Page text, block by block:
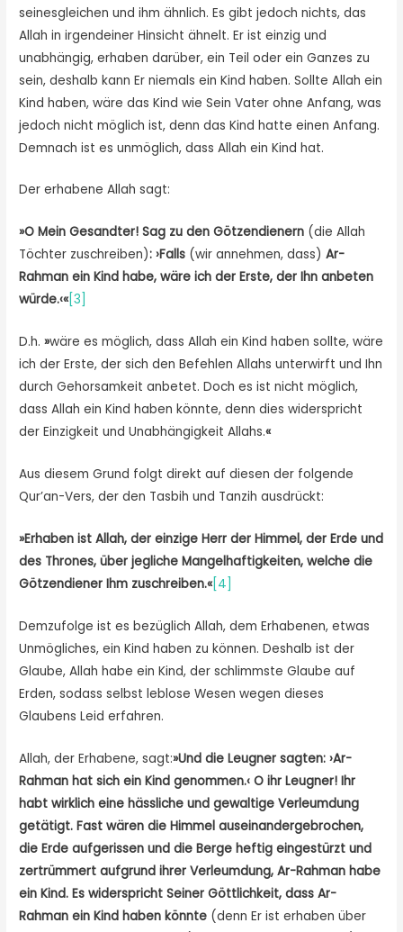
seinesgleichen und ihm ähnlich. Es gibt jedoch nichts, das
Allah in irgendeiner Hinsicht ähnelt. Er ist einzig und
unabhängig, erhaben darüber, ein Teil oder ein Ganzes zu
sein, deshalb kann Er niemals ein Kind haben. Sollte Allah ein
Kind haben, wäre das Kind wie Sein Vater ohne Anfang, was
jedoch nicht möglich ist, denn das Kind hatte einen Anfang.
Demnach ist es unmöglich, dass Allah ein Kind hat.
Der erhabene Allah sagt:
»O Mein Gesandter! Sag zu den Götzendienern (die Allah
Töchter zuschreiben): ›Falls (wir annehmen, dass) Ar-
Rahman ein Kind habe, wäre ich der Erste, der Ihn anbeten
würde.‹«[3]
D.h.»wäre es möglich, dass Allah ein Kind haben sollte, wäre
ich der Erste, der sich den Befehlen Allahs unterwirft und Ihn
durch Gehorsamkeit anbetet. Doch es ist nicht möglich,
dass Allah ein Kind haben könnte, denn dies widerspricht
der Einzigkeit und Unabhängigkeit Allahs.«
Aus diesem Grund folgt direkt auf diesen der folgende
Qur’an-Vers, der den Tasbih und Tanzih ausdrückt:
»Erhaben ist Allah, der einzige Herr der Himmel, der Erde und
des Thrones, über jegliche Mangelhaftigkeiten, welche die
Götzendiener Ihm zuschreiben.«[4]
Demzufolge ist es bezüglich Allah, dem Erhabenen, etwas
Unmögliches, ein Kind haben zu können. Deshalb ist der
Glaube, Allah habe ein Kind, der schlimmste Glaube auf
Erden, sodass selbst leblose Wesen wegen dieses
Glaubens Leid erfahren.
Allah, der Erhabene, sagt:»Und die Leugner sagten: ›Ar-
Rahman hat sich ein Kind genommen.‹ O ihr Leugner! Ihr
habt wirklich eine hässliche und gewaltige Verleumdung
getätigt. Fast wären die Himmel auseinandergebrochen,
die Erde aufgerissen und die Berge heftig eingestürzt und
zertrümmert aufgrund ihrer Verleumdung, Ar-Rahman habe
ein Kind. Es widerspricht Seiner Göttlichkeit, dass Ar-
Rahman ein Kind haben könnte (denn Er ist erhaben über